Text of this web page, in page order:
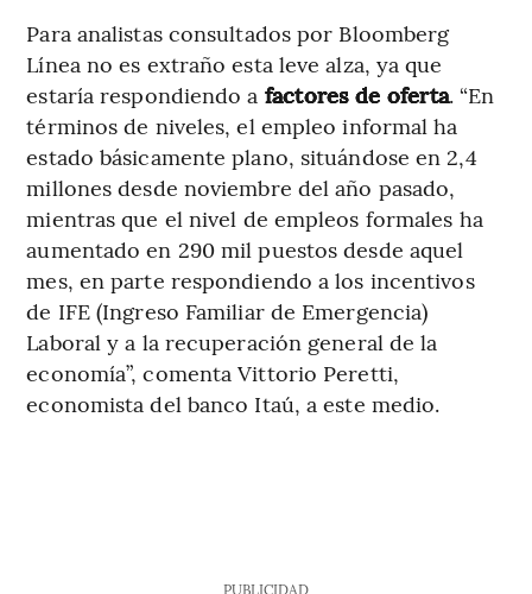
Para analistas consultados por Bloomberg
Línea no es extraño esta leve alza, ya que
estaría respondiendo a factores de oferta. “En
términos de niveles, el empleo informal ha
estado básicamente plano, situándose en 2,4
millones desde noviembre del año pasado,
mientras que el nivel de empleos formales ha
aumentado en 290 mil puestos desde aquel
mes, en parte respondiendo a los incentivos
de IFE (Ingreso Familiar de Emergencia)
Laboral y a la recuperación general de la
economía”, comenta Vittorio Peretti,
economista del banco Itaú, a este medio.
PUBLICIDAD